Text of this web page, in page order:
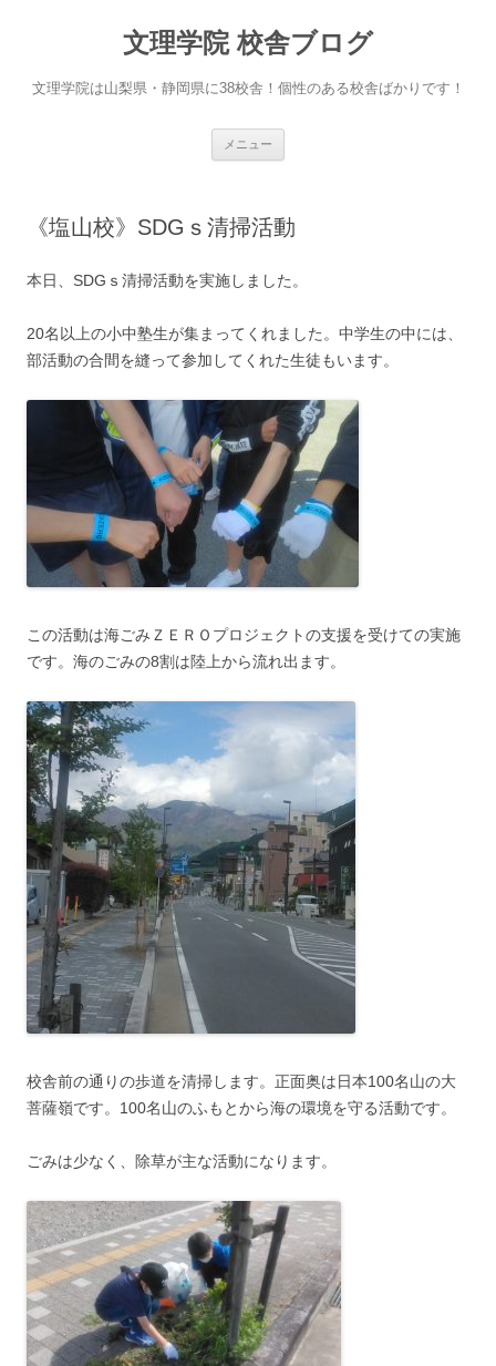
文理学院 校舎ブログ
文理学院は山梨県・静岡県に38校舎！個性のある校舎ばかりです！
メニュー
へ
ス
プ
《塩山校》SDGｓ清掃活動
本日、SDGｓ清掃活動を実施しました。
20名以上の小中塾生が集まってくれました。中学生の中には、
部活動の合間を縫って参加してくれた生徒もいます。
この活動は海ごみＺＥＲＯプロジェクトの支援を受けての実施
です。海のごみの8割は陸上から流れ出ます。
校舎前の通りの歩道を清掃します。正面奥は日本100名山の大
菩薩嶺です。100名山のふもとから海の環境を守る活動です。
ごみは少なく、除草が主な活動になります。